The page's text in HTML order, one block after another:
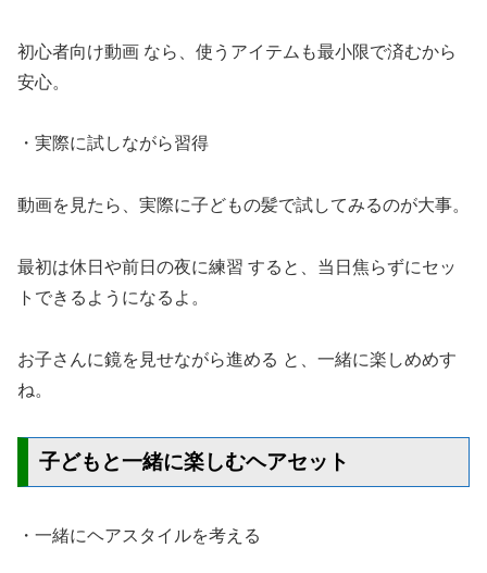
初心者向け動画 なら、使うアイテムも最小限で済むから
安心。
・実際に試しながら習得
動画を見たら、実際に子どもの髪で試してみるのが大事。
最初は休日や前日の夜に練習 すると、当日焦らずにセッ
トできるようになるよ。
お子さんに鏡を見せながら進める と、一緒に楽しめめす
ね。
子どもと一緒に楽しむヘアセット
・一緒にヘアスタイルを考える